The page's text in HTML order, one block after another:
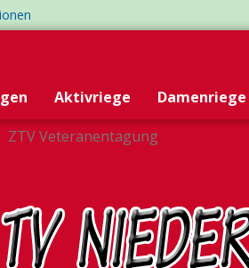
Aktivriege Damenriege
ZTV Veteranentagung